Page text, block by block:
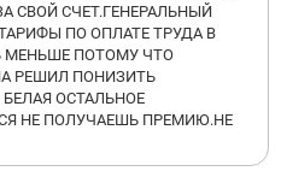
попросила покинуть
руководителем по моей
убегала оттуда.
СВОЙ СЧЕТ.ГЕНЕРАЛЬНЫЙ
ПО ОПЛАТЕ ТРУДА В
МЕНЬШЕ ПОТОМУ ЧТО
РЕШИЛ ПОНИЗИТЬ
БЕЛАЯ ОСТАЛЬНОЕ
НЕ ПОЛУЧАЕШЬ ПРЕМИЮ.НЕ